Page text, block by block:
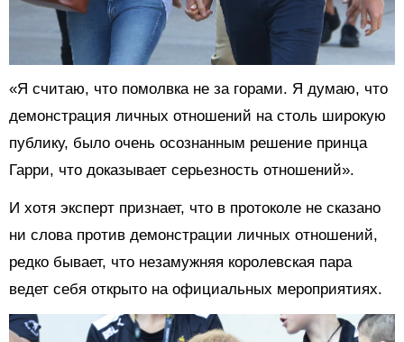
«Я считаю, что помолвка не за горами. Я думаю, что
демонстрация личных отношений на столь широкую
публику, было очень осознанным решение принца
Гарри, что доказывает серьезность отношений».
И хотя эксперт признает, что в протоколе не сказано
ни слова против демонстрации личных отношений,
редко бывает, что незамужняя королевская пара
ведет себя открыто на официальных мероприятиях.